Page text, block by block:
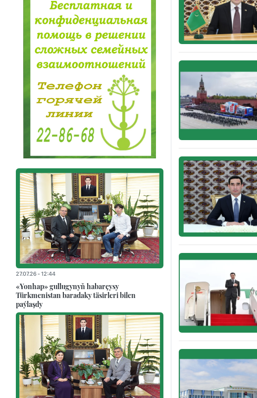
27.07.26 - 12:44
«Yonhap» gullugynyň habarçysy
Türkmenistan baradaky täsirleri bilen
paýlaşdy